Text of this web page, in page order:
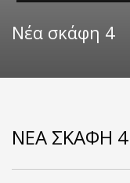
Νέα σκάφη 4
ΝΈΑ ΣΚΆΦΗ 4